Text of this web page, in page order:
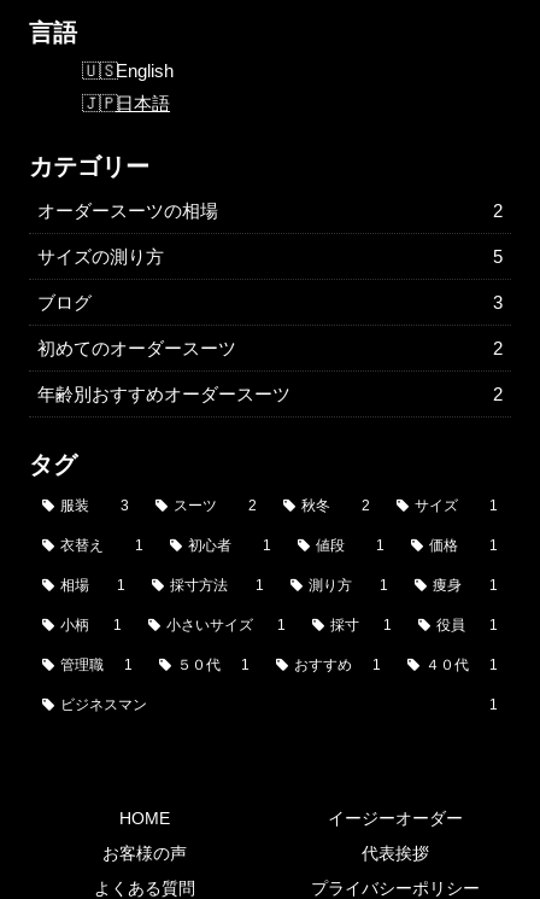
言語
English
日本語
カテゴリー
オーダースーツの相場 2
サイズの測り方 5
ブログ 3
初めてのオーダースーツ 2
年齢別おすすめオーダースーツ 2
タグ
服装 3 スーツ 2 秋冬 2 サイズ 1
衣替え 1 初心者 1 値段 1 価格 1
相場 1 採寸方法 1 測り方 1 痩身 1
小柄 1 小さいサイズ 1 採寸 1 役員 1
管理職 1 ５０代 1 おすすめ 1 ４０代 1
ビジネスマン 1
HOME
イージーオーダー
お客様の声
代表挨拶
よくある質問
プライバシーポリシー